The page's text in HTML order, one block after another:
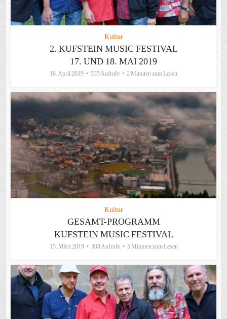
Kultur
2. KUFSTEIN MUSIC FESTIVAL
17. UND 18. MAI 2019
16. April 2019 535 Aufrufe 2 Minuten zum Lesen
Kultur
GESAMT-PROGRAMM
KUFSTEIN MUSIC FESTIVAL
15. März 2019 308 Aufrufe 5 Minuten zum Lesen